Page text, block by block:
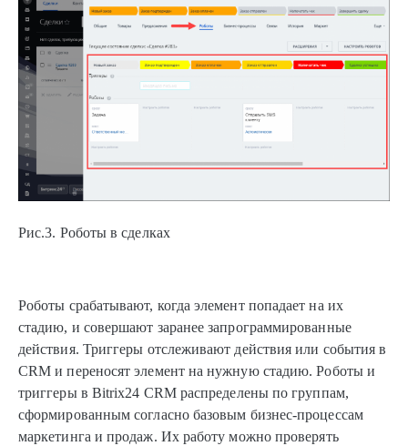
Рис.3. Роботы в сделках
Роботы срабатывают, когда элемент попадает на их
стадию, и совершают заранее запрограммированные
действия. Триггеры отслеживают действия или события в
CRM и переносят элемент на нужную стадию. Роботы и
триггеры в Bitrix24 CRM распределены по группам,
сформированным согласно базовым бизнес-процессам
маркетинга и продаж. Их работу можно проверять